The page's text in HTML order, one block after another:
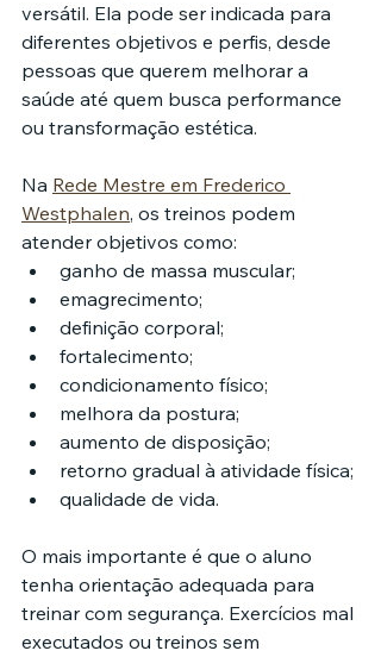
versátil. Ela pode ser indicada para
diferentes objetivos e perfis, desde
pessoas que querem melhorar a
saúde até quem busca performance
ou transformação estética.
Na Rede Mestre em Frederico
Westphalen, os treinos podem
atender objetivos como:
ganho de massa muscular;
emagrecimento;
definição corporal;
fortalecimento;
condicionamento físico;
melhora da postura;
aumento de disposição;
retorno gradual à atividade física;
qualidade de vida.
O mais importante é que o aluno
tenha orientação adequada para
treinar com segurança. Exercícios mal
executados ou treinos sem